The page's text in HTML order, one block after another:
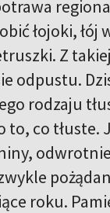
łojoki, łój
Z
odpustu.
rodzaju
co tłuste.
roku.